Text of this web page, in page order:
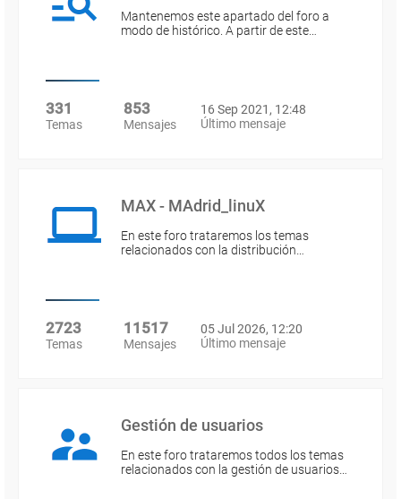
Mantenemos este apartado del foro a
modo de histórico. A partir de este…
331
Temas
853
Mensajes
16 Sep 2021, 12:48
Último mensaje
MAX - MAdrid_linuX
En este foro trataremos los temas
relacionados con la distribución…
2723
Temas
11517
Mensajes
05 Jul 2026, 12:20
Último mensaje
Gestión de usuarios
En este foro trataremos todos los temas
relacionados con la gestión de usuarios…